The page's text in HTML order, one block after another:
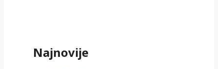
Najnovije